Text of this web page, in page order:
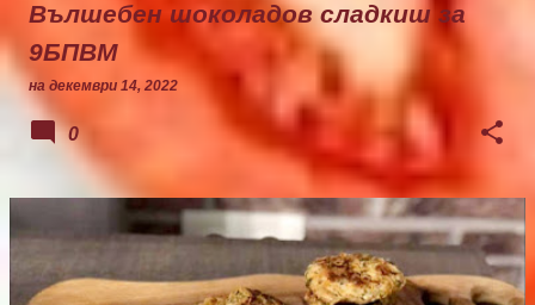
Вълшебен шоколадов сладкиш за
9БПВМ
на декември 14, 2022
0